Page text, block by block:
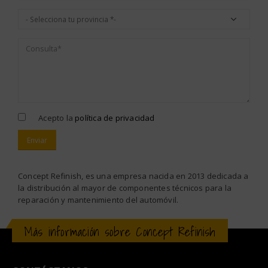
Acepto la política de privacidad
Concept Refinish, es una empresa nacida en 2013 dedicada a
la distribución al mayor de componentes técnicos para la
reparación y mantenimiento del automóvil.
Más información sobre Concept Refinish